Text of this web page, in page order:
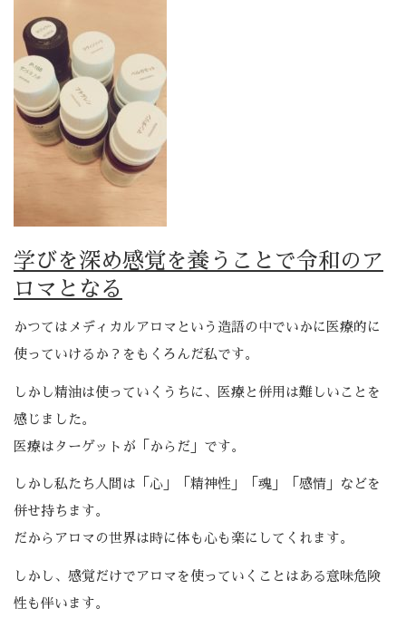
学びを深め感覚を養うことで令和のア
ロマとなる
かつてはメディカルアロマという造語の中でいかに医療的に
使っていけるか？をもくろんだ私です。
しかし精油は使っていくうちに、医療と併用は難しいことを
感じました。
医療はターゲットが「からだ」です。
しかし私たち人間は「心」「精神性」「魂」「感情」などを
併せ持ちます。
だからアロマの世界は時に体も心も楽にしてくれます。
しかし、感覚だけでアロマを使っていくことはある意味危険
性も伴います。